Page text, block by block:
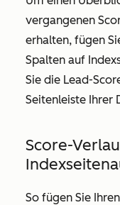
vergangenen
erhalten, fügen
Spalten auf
Sie die Lead-
Seitenleiste Ihrer
Score-
So fügen Sie